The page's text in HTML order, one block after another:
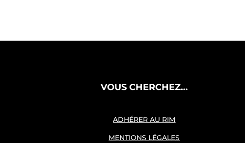
VOUS CHERCHEZ…
ADHÉRER AU RIM
MENTIONS LÉGALES